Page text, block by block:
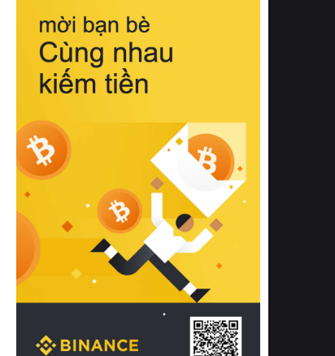
hồi chuẩn xác của phần đệm nâng đỡ
cột sống.
Bên cạnh đó, việc lựa chọn các dòng
sản phẩm đạt chuẩn chất lượng quốc
tế còn giúp ngăn ngừa tình trạng kích
khuẩn và nấm mốc trong điều kiện
thời tiết nóng ẩm. Bạn có thể tìm hiểu
thêm các nghiên cứu khoa học về tác
động của giấc ngủ và môi trường
phòng ngủ đối với sức khỏe con
người tại Sleep Foundation (External
Link) để có cái nhìn toàn diện hơn.
2. Các tiêu chí vàng khi lựa chọn
chăn ga gối đệm cao cấp cho phòng
ngủ
Để sở hữu một bộ chăn ga gối đệm
cao cấp hoàn hảo cả về thẩm mỹ lẫn
công năng, người tiêu dùng cần cân
nhắc kỹ lưỡng các tiêu chí quan trọng